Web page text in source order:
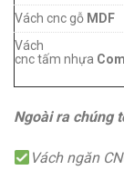
Vách cnc gỗ MDF
Vách
cnc tấm nhựa
Ngoài ra chúng
Vách ngăn